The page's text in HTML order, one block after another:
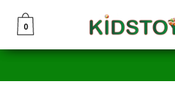
0
0